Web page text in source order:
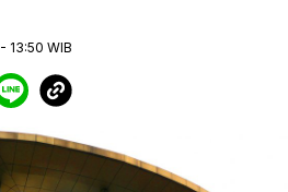
- 13:50 WIB